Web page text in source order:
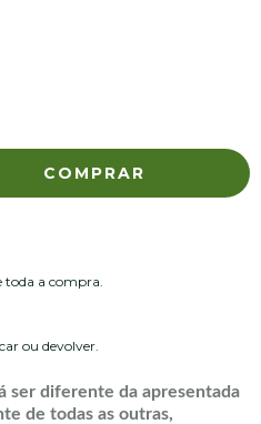
toda a compra.
ou devolver.
ser diferente da apresentada
de todas as outras,